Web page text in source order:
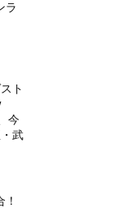
ラ
ト
今
武